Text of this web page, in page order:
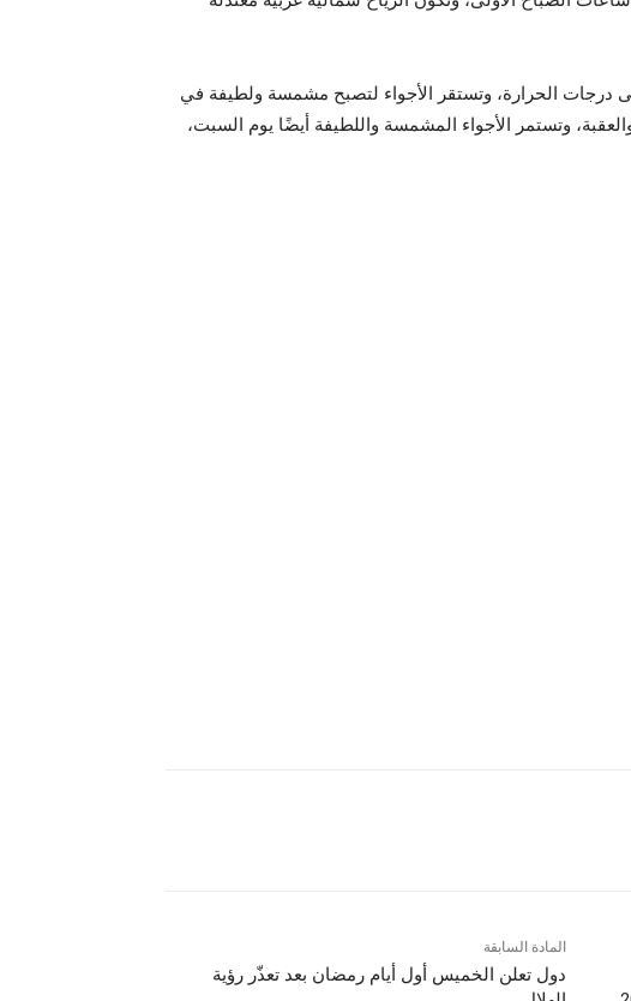
درجات الحرارة، وتستقر الأجواء لتصبح مشمسة ولطيفة في
وتستمر الأجواء المشمسة واللطيفة أيضًا يوم السبت،
المادة السابقة
دول تعلن الخميس أول أيام رمضان بعد تعذّر رؤية